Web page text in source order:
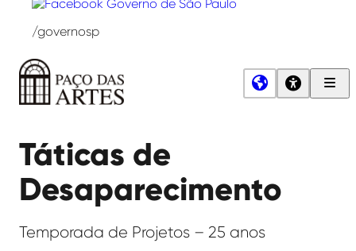
/governosp
Artes
Táticas de
Desaparecimento
Temporada de Projetos – 25 anos